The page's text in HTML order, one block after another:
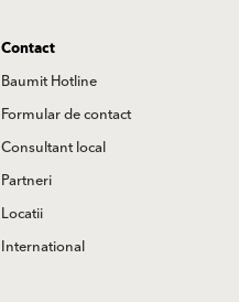
Contact
Baumit Hotline
Formular de contact
Consultant local
Partneri
Locatii
International